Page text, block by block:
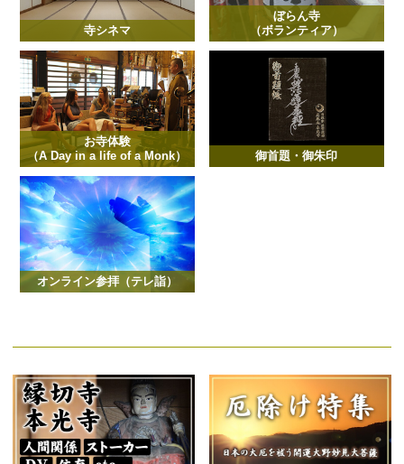
寺シネマ
ぼらん寺
（ボランティア）
お寺体験
（A Day in a life of a Monk）
御首題・御朱印
オンライン参拝（テレ詣）